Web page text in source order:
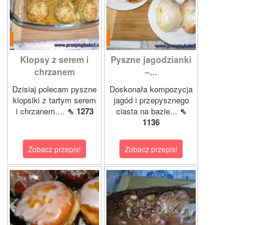
Klopsy z serem i
chrzanem
Dzisiaj polecam pyszne
klopsiki z tartym serem
i chrzanem.... ⇖ 1273
Zobacz przepis!
Pyszne jagodzianki
–...
Doskonała kompozycja
jagód i przepysznego
ciasta na bazie... ⇖
1136
Zobacz przepis!